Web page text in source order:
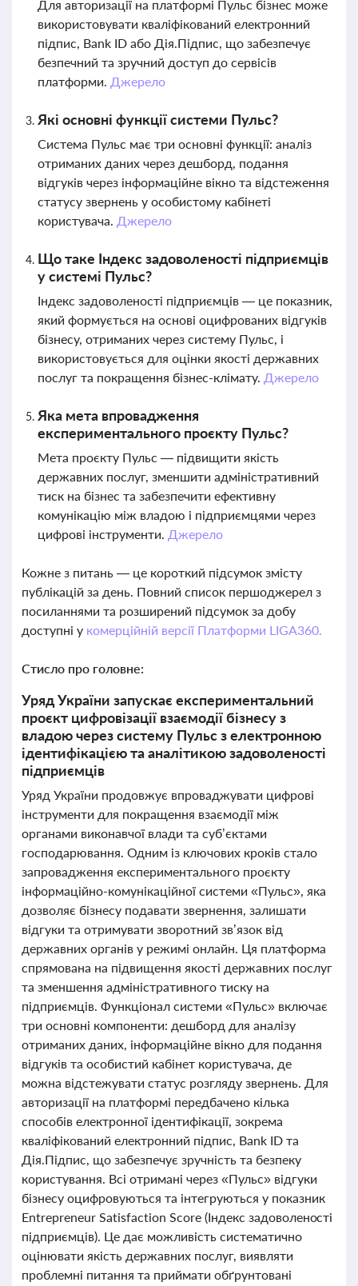
Для авторизації на платформі Пульс бізнес може
використовувати кваліфікований електронний
підпис, Bank ID або Дія.Підпис, що забезпечує
безпечний та зручний доступ до сервісів
платформи. Джерело
Які основні функції системи Пульс?
Система Пульс має три основні функції: аналіз
отриманих даних через дешборд, подання
відгуків через інформаційне вікно та відстеження
статусу звернень у особистому кабінеті
користувача. Джерело
Що таке Індекс задоволеності підприємців
у системі Пульс?
Індекс задоволеності підприємців — це показник,
який формується на основі оцифрованих відгуків
бізнесу, отриманих через систему Пульс, і
використовується для оцінки якості державних
послуг та покращення бізнес-клімату. Джерело
Яка мета впровадження
експериментального проєкту Пульс?
Мета проєкту Пульс — підвищити якість
державних послуг, зменшити адміністративний
тиск на бізнес та забезпечити ефективну
комунікацію між владою і підприємцями через
цифрові інструменти. Джерело
Кожне з питань — це короткий підсумок змісту
публікацій за день. Повний список першоджерел з
посиланнями та розширений підсумок за добу
доступні у комерційній версії Платформи LIGA360.
Стисло про головне:
Уряд України запускає експериментальний
проєкт цифровізації взаємодії бізнесу з
владою через систему Пульс з електронною
ідентифікацією та аналітикою задоволеності
підприємців
Уряд України продовжує впроваджувати цифрові
інструменти для покращення взаємодії між
органами виконавчої влади та суб’єктами
господарювання. Одним із ключових кроків стало
запровадження експериментального проєкту
інформаційно-комунікаційної системи «Пульс», яка
дозволяє бізнесу подавати звернення, залишати
відгуки та отримувати зворотний зв’язок від
державних органів у режимі онлайн. Ця платформа
спрямована на підвищення якості державних послуг
та зменшення адміністративного тиску на
підприємців. Функціонал системи «Пульс» включає
три основні компоненти: дешборд для аналізу
отриманих даних, інформаційне вікно для подання
відгуків та особистий кабінет користувача, де
можна відстежувати статус розгляду звернень. Для
авторизації на платформі передбачено кілька
способів електронної ідентифікації, зокрема
кваліфікований електронний підпис, Bank ID та
Дія.Підпис, що забезпечує зручність та безпеку
користування. Всі отримані через «Пульс» відгуки
бізнесу оцифровуються та інтегруються у показник
Entrepreneur Satisfaction Score (Індекс задоволеності
підприємців). Це дає можливість систематично
оцінювати якість державних послуг, виявляти
проблемні питання та приймати обґрунтовані